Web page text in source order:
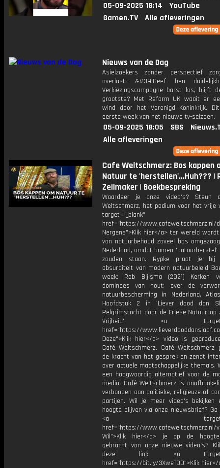
05-09-2025 18:14
YouTube
Gamen.TV
Alle afleveringen
Nieuws van de Dag
Asielzoekers zonder perspectief
overlast: &#39;Geef hen
Verkiezingscampagne barst los, blijft
grootste? Met Reform UK waait er
wind door het Verenigd Koninkrijk.
eerste week van het nieuwe tv-seizoen.
05-09-2025 18:05 SBS
Alle afleveringen
Cafe Weltschmerz: Bos kappen
Natuur te 'herstellen'...Huh??? |
Zeilmaker | Boekbespreking
Waardeer je onze video's? Steun
Weltschmerz, het podium voor het vrije
target="_blank"
href="https://www.cafeweltschmerz.nl/
Nergens">Klik hier</a> ter wereld
van natuurbehoud zoveel bos
Nederland, omdat bomen 'natuurherstel'
zouden staan. Rypke praat je bij
absurditeit van modern natuurbeleid
week: Rob Bijlsma (2021) Kerken
dominees van hout; over de
natuurbescherming in Nederland,
Hoofdstuk 2 in 'Liever dood dan
Pelgrimstocht door de Friese Natuur op
Vrijheid' <a
href="https://
Deze">Klik hier</a> video is
Café Weltschmerz. Café Weltschmerz
de kracht van het gesprek en zendt
over actuele maatschappelijke thema's.
een hoogwaardig alternatief voor de
media. Café Weltschmerz is
verbonden aan politieke, religieuze of
partijen. Wil je meer video's bekijken
hoogte blijven via onze nieuwsbrief? Ga
<a
href="https://www.cafeweltschmerz.nl/
Wil">Klik hier</a> je op de
gebracht van onze nieuwe video's?
deze link: <a
href="https://bit.ly/3XweTO0">Klik hier</